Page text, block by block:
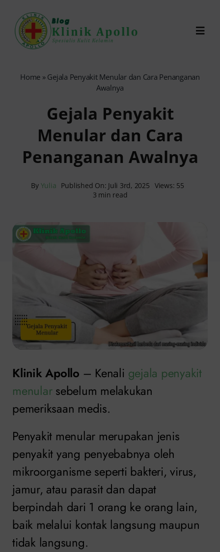
content
Reservasi Online
Search
Home » Gejala Penyakit Menular dan Cara Penanganan
Awalnya
Gejala Penyakit
Menular dan Cara
Penanganan Awalnya
By Yulia Published On: Juli 3rd, 2025 Views: 55
3 min read
Klinik Apollo – Kenali gejala penyakit
menularsebelum melakukan
pemeriksaan medis.
Penyakit menular merupakan jenis
penyakit yang penyebabnya oleh
mikroorganisme seperti bakteri, virus,
jamur, atau parasit dan dapat
berpindah dari 1 orang ke orang lain,
baik melalui kontak langsung maupun
tidak langsung.